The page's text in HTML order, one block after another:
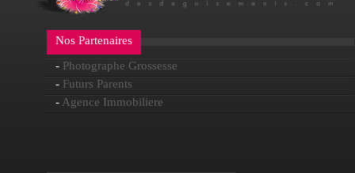
Nos Partenaires
- Photographe Grossesse
- Futurs Parents
- Agence Immobiliere